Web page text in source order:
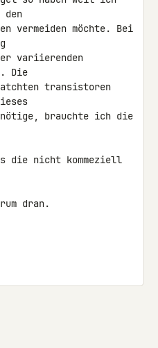
den
vermeiden möchte. Bei
variierenden
Die
transistoren
brauchte ich die
die nicht kommeziell
dran.